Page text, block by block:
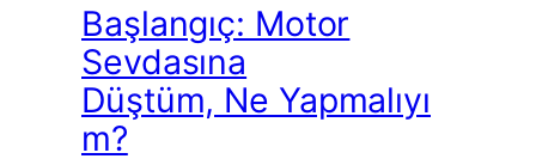
Başlangıç: Motor
Sevdasına
Düştüm, Ne Yapmalıyı
m?